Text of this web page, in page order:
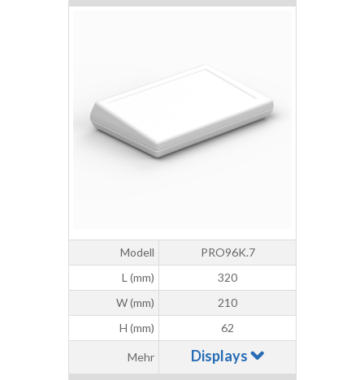
Modell
PRO96K.7
L (mm)
320
W (mm)
210
H (mm)
62
Mehr Displays